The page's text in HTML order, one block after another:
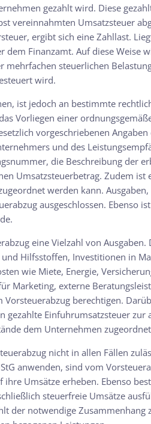
gezahlt wird. Diese
vereinnahmten Umsatzsteuer
ergibt sich eine Zahllast.
dem Finanzamt. Auf diese Weise
mehrfachen steuerlichen
wird.
ist jedoch an bestimmte
Vorliegen einer
vorgeschriebenen
und des
die Beschreibung der
Umsatzsteuerbetrag. Zudem ist
werden kann.
ausgeschlossen. Ebenso
eine Vielzahl von Ausgaben.
Hilfsstoffen, Investitionen in
wie Miete, Energie,
Marketing, externe
berechtigen.
gezahlte Einfuhrumsatzsteuer zur
dem Unternehmen
nicht in allen Fällen
anwenden, sind vom
ihre Umsätze erheben. Ebenso
steuerfreie Umsätze
der notwendige Zusammenhang